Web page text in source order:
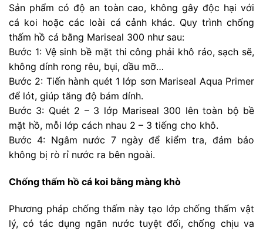
Sản phẩm có độ an toàn cao, không gây độc hại với
cá koi hoặc các loài cá cảnh khác. Quy trình chống
thấm hồ cá bằng Mariseal 300 như sau:
Bước 1: Vệ sinh bề mặt thi công phải khô ráo, sạch sẽ,
không dính rong rêu, bụi, dầu mỡ…
Bước 2: Tiến hành quét 1 lớp sơn Mariseal Aqua Primer
để lót, giúp tăng độ bám dính.
Bước 3: Quét 2 – 3 lớp Mariseal 300 lên toàn bộ bề
mặt hồ, mỗi lớp cách nhau 2 – 3 tiếng cho khô.
Bước 4: Ngâm nước 7 ngày để kiểm tra, đảm bảo
không bị rò rỉ nước ra bên ngoài.
Chống thấm hồ cá koi bằng màng khò
Phương pháp chống thấm này tạo lớp chống thấm vật
lý, có tác dụng ngăn nước tuyệt đối, chống chịu va